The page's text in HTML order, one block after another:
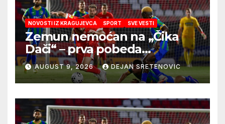
NOVOSTI IZ KRAGUJEVCA SPORT SVE VESTI
Zemun nemoćan na „Čika
Dači“ – prva pobeda
Radničkog u drugom
mandatu Feđe Dudića
AUGUST 9, 2026 DEJAN SRETENOVIC